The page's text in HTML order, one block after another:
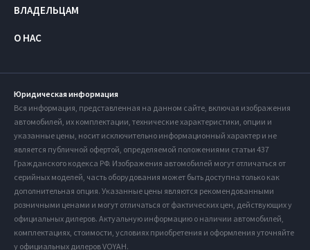
ВЛАДЕЛЬЦАМ
О НАС
Юридическая информация
Вся информация, представленная на данном сайте, включая изображения
автомобилей, их комплектации, технические характеристики, опции и
указанные цены, носит исключительно информационный характер и не
является публичной офертой, определяемой положениями статьи 437
Гражданского кодекса РФ. Изображения автомобилей могут отличаться от
серийных моделей, часть оборудования может быть доступна только как
дополнительная опция. Указанные цены являются рекомендованными
розничными ценами и могут отличаться от фактических цен, действующих у
официальных дилеров. Актуальную информацию о наличии автомобилей,
комплектациях, стоимости, условиях приобретения и оформления уточняйте
у официальных дилеров VOYAH.